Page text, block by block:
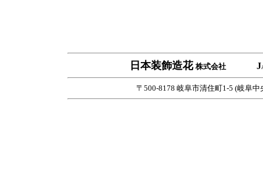
日本装飾造花 株式会社 J
〒500-8178 岐阜市清住町1-5 (岐阜